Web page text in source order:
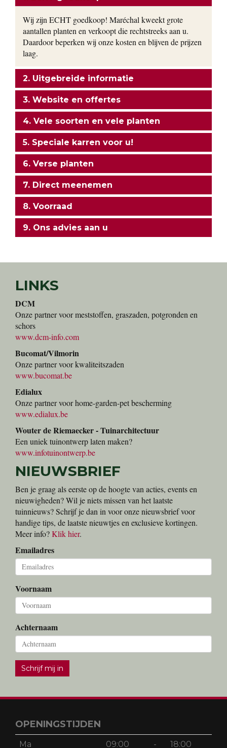
Wij zijn ECHT goedkoop! Maréchal kweekt grote
aantallen planten en verkoopt die rechtstreeks aan u.
Daardoor beperken wij onze kosten en blijven de prijzen
laag.
2. Uitgebreide informatie
3. Website en offertes
4. Vele soorten en vele planten
5. Speciale karren voor u!
6. Verse planten
7. Direct meenemen
8. Voorraad
9. Ons advies aan u
LINKS
DCM
Onze partner voor meststoffen, graszaden, potgronden en
schors
www.dcm-info.com
Bucomat/Vilmorin
Onze partner voor kwaliteitszaden
www.bucomat.be
Edialux
Onze partner voor home-garden-pet bescherming
www.edialux.be
Wouter de Riemaecker - Tuinarchitectuur
Een uniek tuinontwerp laten maken?
www.infotuinontwerp.be
NIEUWSBRIEF
Ben je graag als eerste op de hoogte van acties, events en
nieuwigheden? Wil je niets missen van het laatste
tuinnieuws? Schrijf je dan in voor onze nieuwsbrief voor
handige tips, de laatste nieuwtjes en exclusieve kortingen.
Meer info?Klik hier.
Emailadres
Voornaam
Achternaam
Schrijf mij in
OPENINGSTIJDEN
Ma 09:00 - 18:00